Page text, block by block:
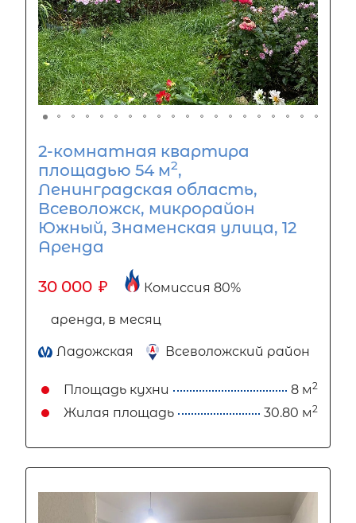
2-комнатная квартира
площадью 54 м2,
Ленинградская область,
Всеволожск, микрорайон
Южный, Знаменская улица, 12
Аренда
30 000 ₽ Комиссия 80%
аренда, в месяц
Ладожская Всеволожский район
Площадь кухни 8 м2
Жилая площадь 30.80 м2